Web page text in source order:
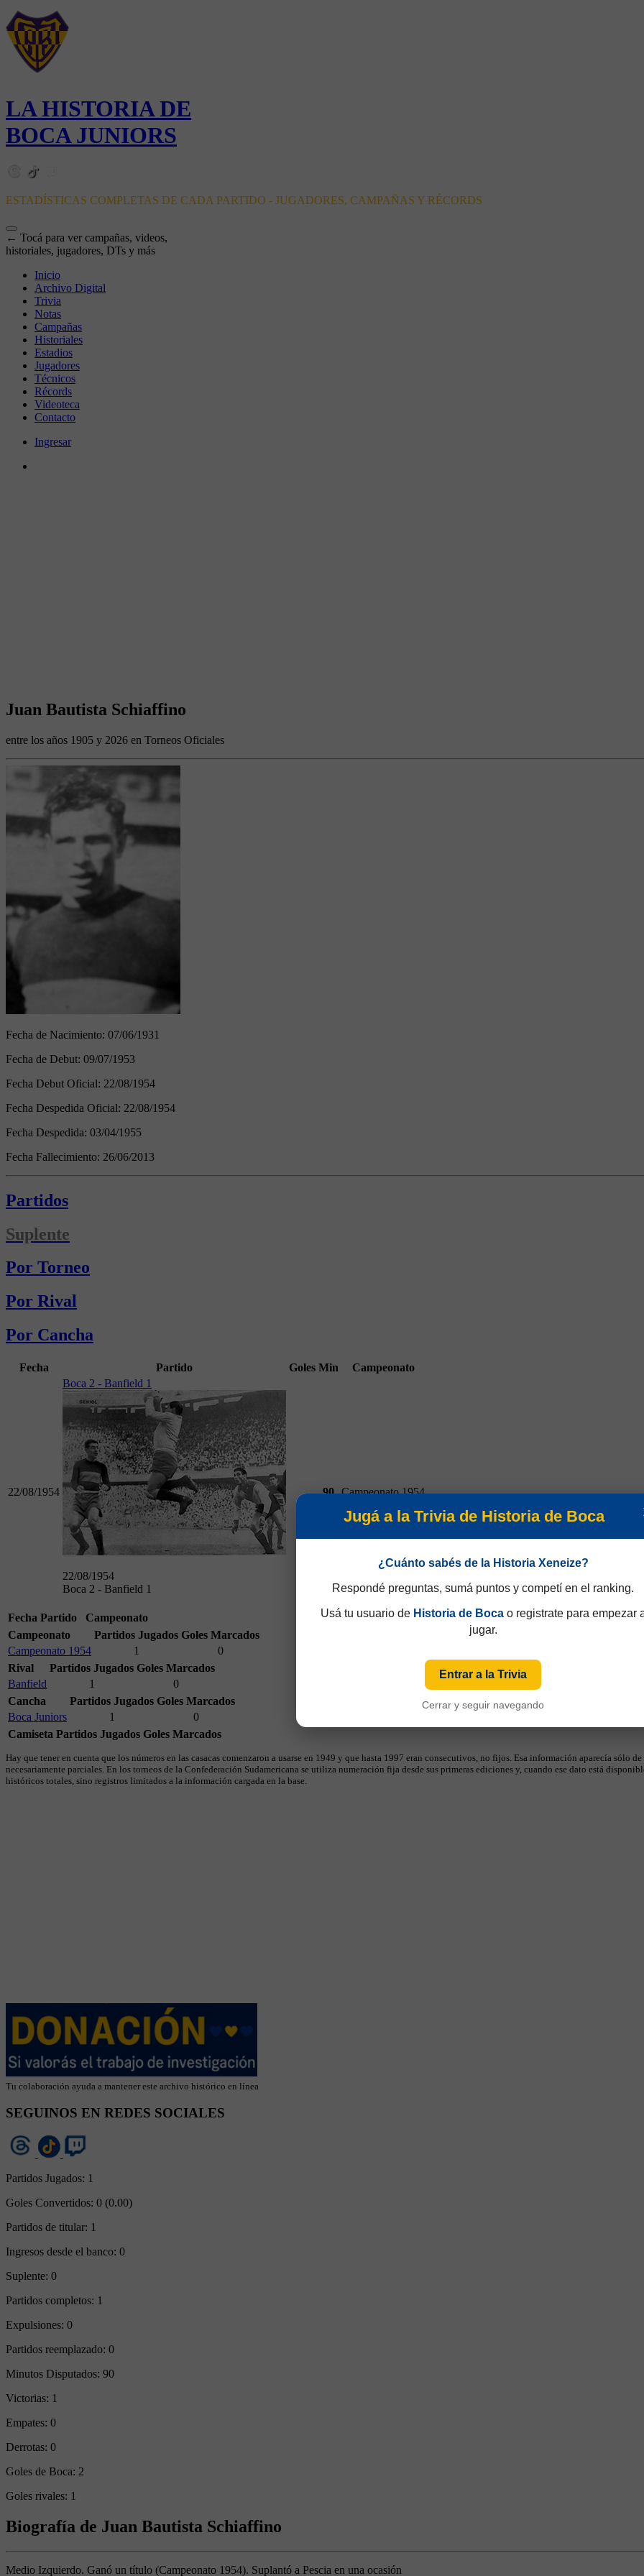
LA HISTORIA DE
BOCA JUNIORS
ESTADÍSTICAS COMPLETAS DE CADA PARTIDO - JUGADORES, CAMPAÑAS Y RÉCORDS
← Tocá para ver campañas, videos,
historiales, jugadores, DTs y más
Inicio
Archivo Digital
Trivia
Notas
Campañas
Historiales
Estadios
Jugadores
Técnicos
Récords
Videoteca
Contacto
Ingresar
Juan Bautista Schiaffino
entre los años 1905 y 2026 en Torneos Oficiales
Fecha de Nacimiento: 07/06/1931
Fecha de Debut: 09/07/1953
Fecha Debut Oficial: 22/08/1954
Fecha Despedida Oficial: 22/08/1954
Fecha Despedida: 03/04/1955
Fecha Fallecimiento: 26/06/2013
Partidos
Suplente
Por Torneo
Por Rival
Por Cancha
Fecha Partido Goles Min Campeonato
22/08/1954
Boca 2 - Banfield 1
22/08/1954
Boca 2 - Banfield 1
90 Campeonato 1954
Fecha Partido
Campeonato
Campeonato
Partidos Jugados Goles Marcados
Campeonato 1954
1
0
Rival
Partidos Jugados Goles Marcados
Banfield
1
0
Cancha
Partidos Jugados Goles Marcados
Boca Juniors
1
0
Camiseta Partidos Jugados Goles Marcados
Hay que tener en cuenta que los números en las casacas comenzaron a usarse en 1949 y que hasta 1997 eran consecutivos, no fijos. Esa información aparecía sólo
necesariamente parciales. En los torneos de la Confederación Sudamericana se utiliza numeración fija desde sus primeras ediciones y, cuando ese dato está
históricos totales, sino registros limitados a la información cargada en la base.
Tu colaboración ayuda a mantener este archivo histórico en línea
SEGUINOS EN REDES SOCIALES
Partidos Jugados: 1
Goles Convertidos: 0 (0.00)
Partidos de titular: 1
Ingresos desde el banco: 0
Suplente: 0
Partidos completos: 1
Expulsiones: 0
Partidos reemplazado: 0
Minutos Disputados: 90
Victorias: 1
Empates: 0
Derrotas: 0
Goles de Boca: 2
Goles rivales: 1
Biografía de Juan Bautista Schiaffino
Medio Izquierdo. Ganó un título (Campeonato 1954). Suplantó a Pescia en una ocasión
Jugá a la Trivia de Historia de Boca
¿Cuánto sabés de la Historia Xeneize?
Respondé preguntas, sumá puntos y competí en el ranking.
Usá tu usuario de Historia de Bocao registrate para empezar
jugar.
Entrar a la Trivia
Cerrar y seguir navegando